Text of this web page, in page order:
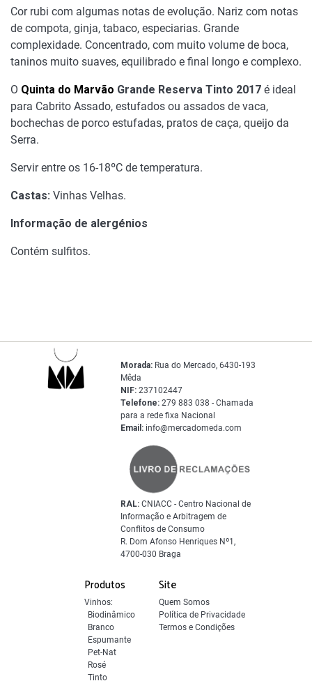
Cor rubi com algumas notas de evolução. Nariz com notas
de compota, ginja, tabaco, especiarias. Grande
complexidade. Concentrado, com muito volume de boca,
taninos muito suaves, equilibrado e final longo e complexo.
O Quinta do Marvão Grande Reserva Tinto 2017 é ideal
para Cabrito Assado, estufados ou assados de vaca,
bochechas de porco estufadas, pratos de caça, queijo da
Serra.
Servir entre os 16-18ºC de temperatura.
Castas: Vinhas Velhas.
Informação de alergénios
Contém sulfitos.
Produtos
Vinhos:
Biodinâmico
Branco
Espumante
Pet-Nat
Rosé
Tinto
Site
Quem Somos
Política de Privacidade
Termos e Condições
Morada: Rua do Mercado, 6430-193
Mêda
NIF: 237102447
Telefone: 279 883 038 - Chamada
para a rede fixa Nacional
Email: info@mercadomeda.com
RAL: CNIACC - Centro Nacional de
Informação e Arbitragem de
Conflitos de Consumo
R. Dom Afonso Henriques Nº1,
4700-030 Braga